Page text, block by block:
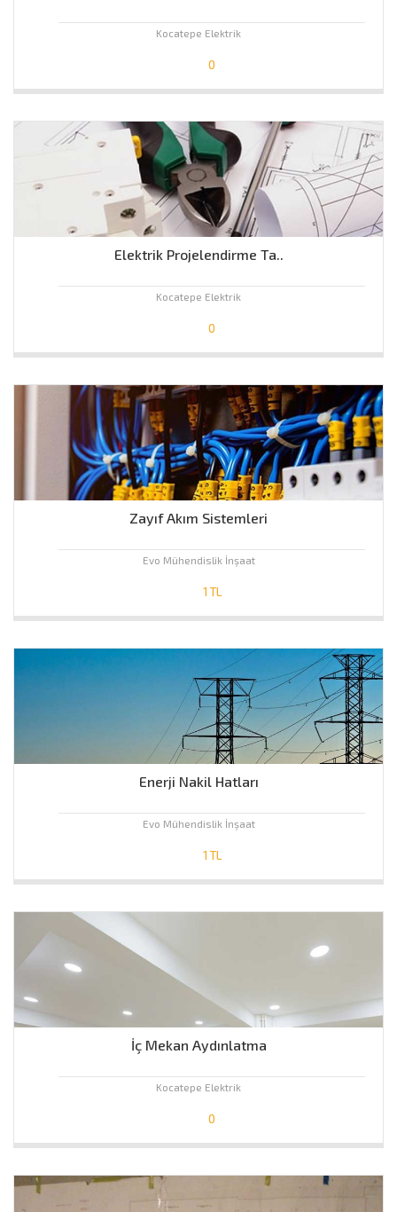
Kocatepe Elektrik
0
Elektrik Projelendirme Ta..
Kocatepe Elektrik
0
Zayıf Akım Sistemleri
Evo Mühendislik İnşaat
1 TL
Enerji Nakil Hatları
Evo Mühendislik İnşaat
1 TL
İç Mekan Aydınlatma
Kocatepe Elektrik
0